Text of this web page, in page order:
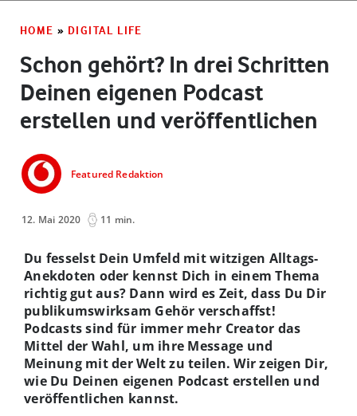
HOME » DIGITAL LIFE
Schon gehört? In drei Schritten
Deinen eigenen Podcast
erstellen und veröffentlichen
Featured Redaktion
12. Mai 2020 11 min.
Du fesselst Dein Umfeld mit witzigen Alltags-
Anekdoten oder kennst Dich in einem Thema
richtig gut aus? Dann wird es Zeit, dass Du Dir
publikumswirksam Gehör verschaffst!
Podcasts sind für immer mehr Creator das
Mittel der Wahl, um ihre Message und
Meinung mit der Welt zu teilen. Wir zeigen Dir,
wie Du Deinen eigenen Podcast erstellen und
veröffentlichen kannst.